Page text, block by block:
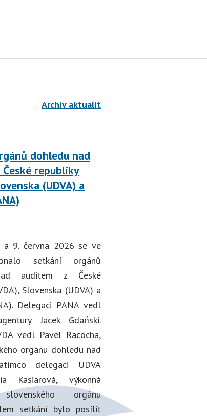
Archiv aktualit
dohledu nad
republiky
(UDVA) a
a 9. června 2026 se ve
setkání orgánů
auditem z České
Slovenska (UDVA) a
Delegaci PANA vedl
Jacek Gdański.
vedl Pavel Racocha,
orgánu dohledu nad
delegaci UDVA
Kasiarová, výkonná
orgánu
setkání bylo posílit